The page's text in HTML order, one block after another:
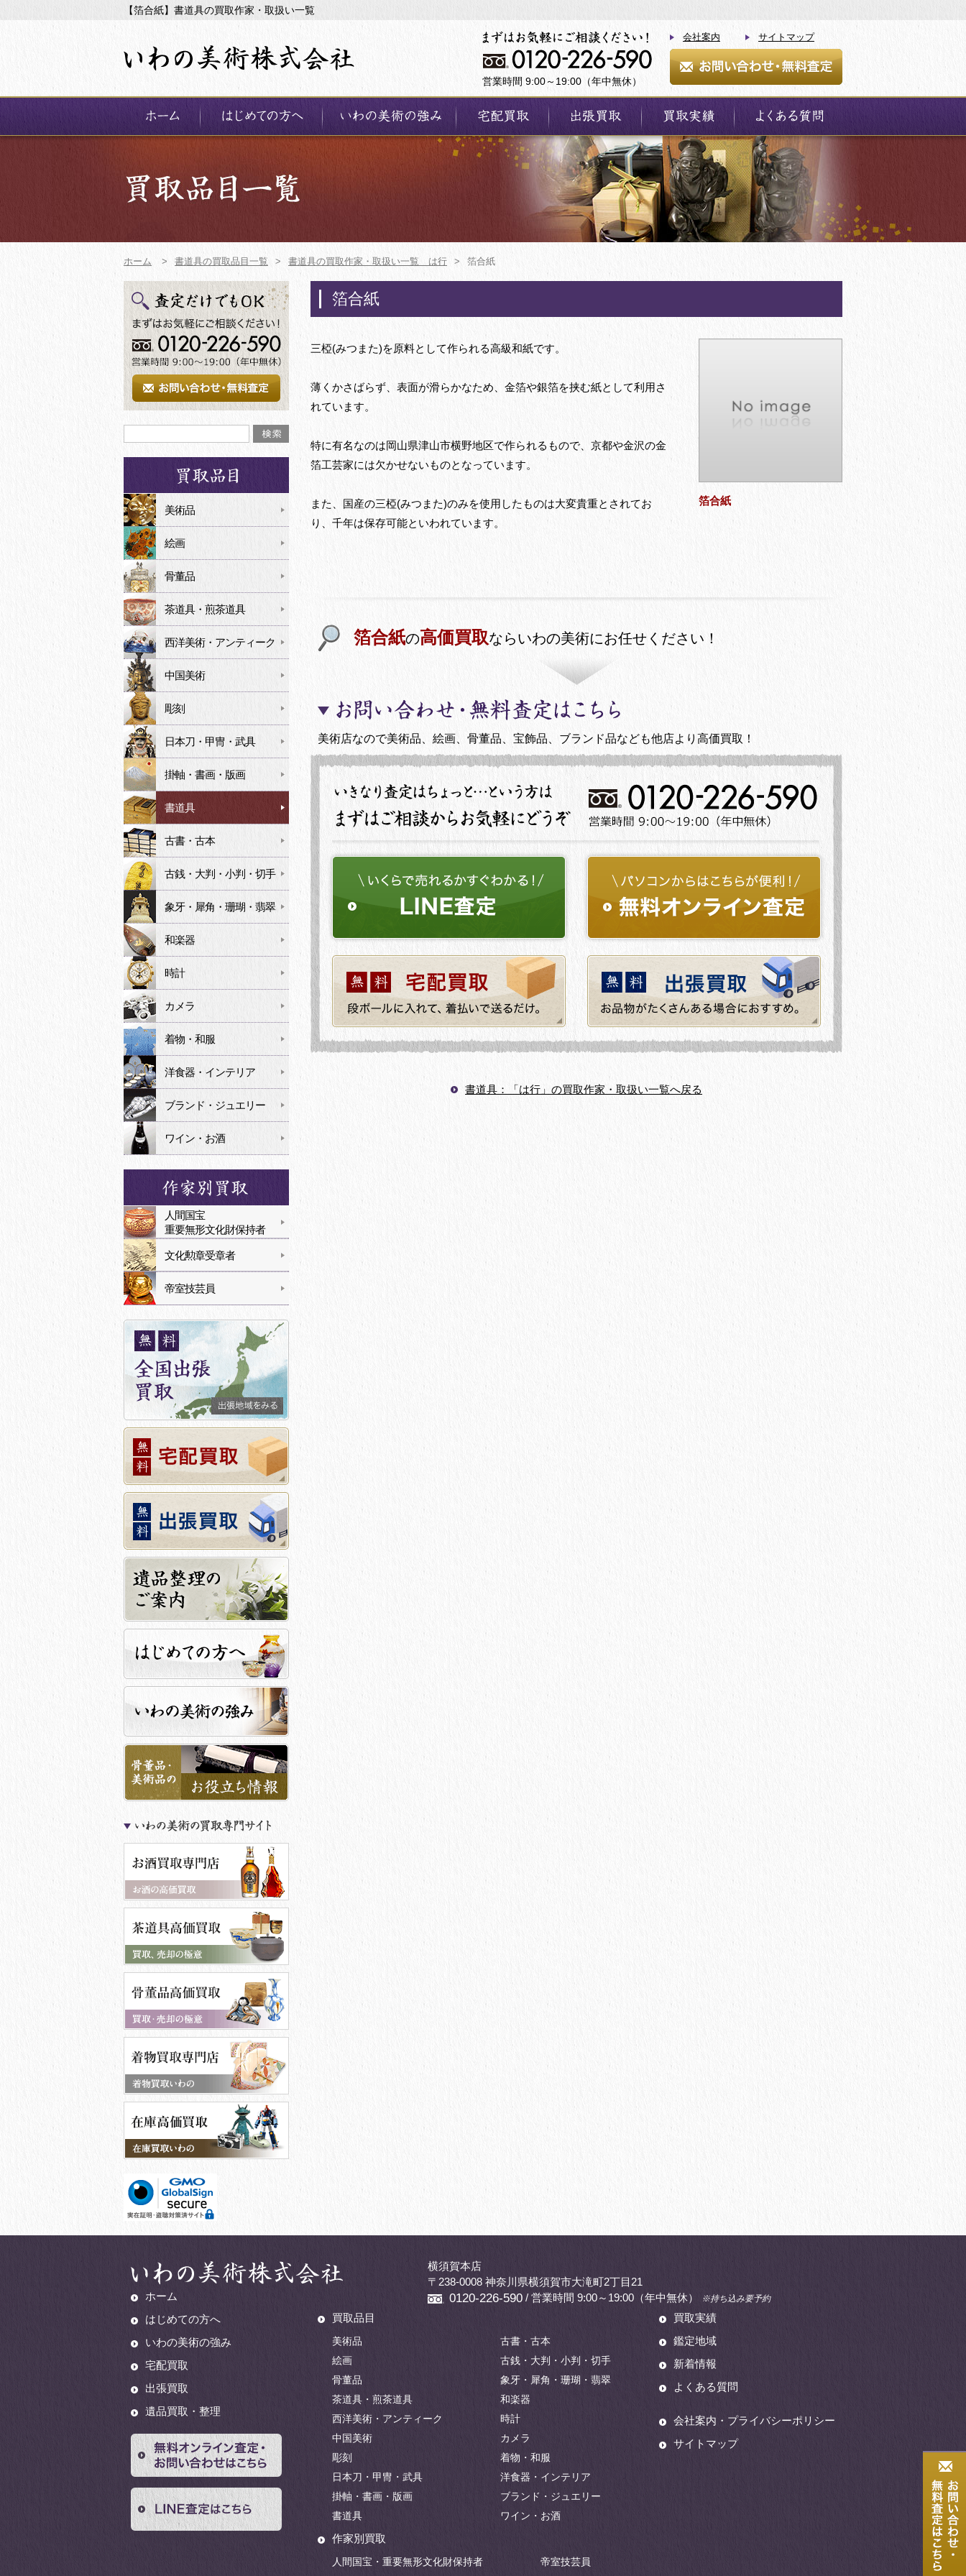
【箔合紙】書道具の買取作家・取扱い一覧
営業時間 9:00～19:00（年中無休）
会社案内 サイトマップ
ホーム > 書道具の買取品目一覧 > 書道具の買取作家・取扱い一覧 は行 > 箔合紙
箔合紙
箔合紙
三椏(みつまた)を原料として作られる高級和紙です。
薄くかさばらず、表面が滑らかなため、金箔や銀箔を挟む紙として利用さ
れています。
特に有名なのは岡山県津山市横野地区で作られるもので、京都や金沢の金
箔工芸家には欠かせないものとなっています。
また、国産の三椏(みつまた)のみを使用したものは大変貴重とされてお
り、千年は保存可能といわれています。
箔合紙の高価買取ならいわの美術にお任せください！
美術店なので美術品、絵画、骨董品、宝飾品、ブランド品なども他店より高価買取！
書道具：「は行」の買取作家・取扱い一覧へ戻る
美術品
絵画
骨董品
茶道具・煎茶道具
西洋美術・アンティーク
中国美術
彫刻
日本刀・甲冑・武具
掛軸・書画・版画
書道具
古書・古本
古銭・大判・小判・切手
象牙・犀角・珊瑚・翡翠
和楽器
時計
カメラ
着物・和服
洋食器・インテリア
ブランド・ジュエリー
ワイン・お酒
人間国宝
重要無形文化財保持者
文化勲章受章者
帝室技芸員
横須賀本店
〒238-0008 神奈川県横須賀市大滝町2丁目21
0120-226-590 / 営業時間 9:00～19:00（年中無休） ※持ち込み要予約
ホーム
はじめての方へ
いわの美術の強み
宅配買取
出張買取
遺品買取・整理
買取品目
美術品
絵画
骨董品
茶道具・煎茶道具
西洋美術・アンティーク
中国美術
彫刻
日本刀・甲冑・武具
掛軸・書画・版画
書道具
古書・古本
古銭・大判・小判・切手
象牙・犀角・珊瑚・翡翠
和楽器
時計
カメラ
着物・和服
洋食器・インテリア
ブランド・ジュエリー
ワイン・お酒
買取実績
鑑定地域
新着情報
よくある質問
会社案内・プライバシーポリシー
サイトマップ
作家別買取
人間国宝・重要無形文化財保持者
帝室技芸員